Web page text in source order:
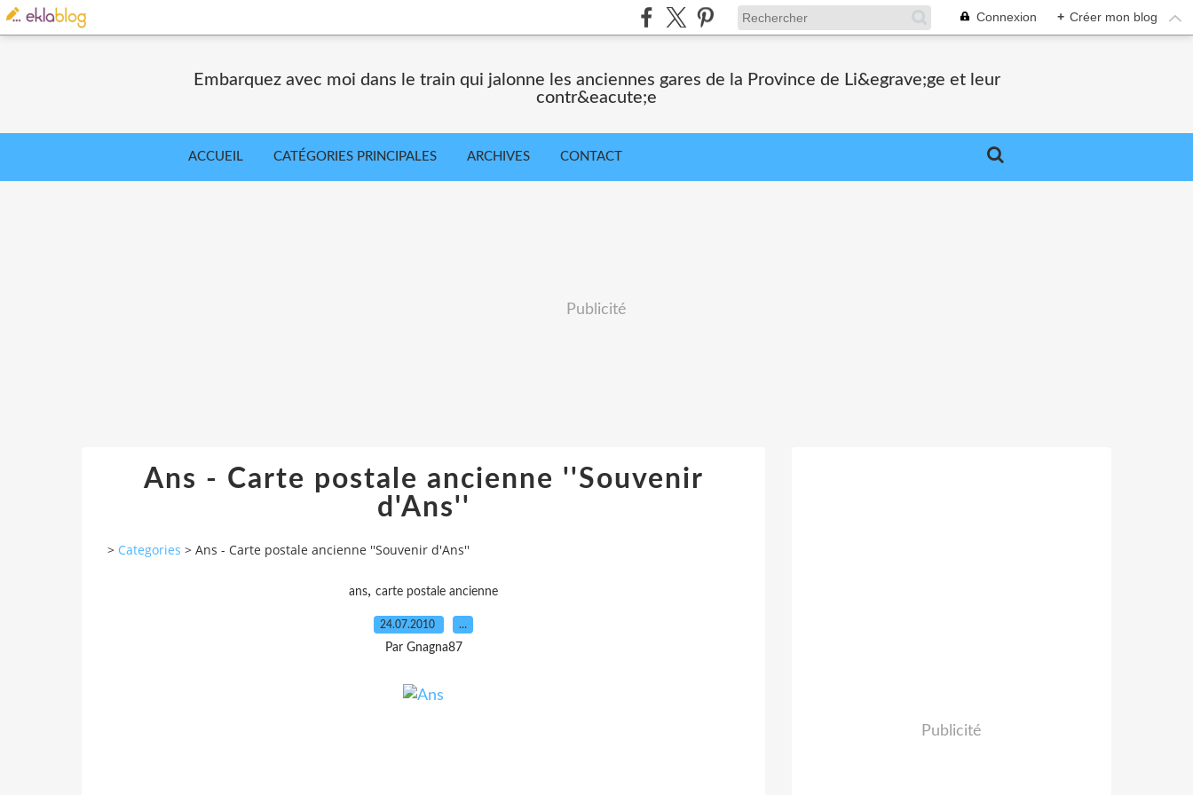
Connexion + Créer mon blog
Embarquez avec moi dans le train qui jalonne les anciennes gares de la Province de Li&egrave;ge et leur
contr&eacute;e
ACCUEIL CATÉGORIES PRINCIPALES ARCHIVES CONTACT
Publicité
Ans - Carte postale ancienne ''Souvenir
d'Ans''
> Categories > Ans - Carte postale ancienne ''Souvenir d'Ans''
ans, carte postale ancienne
24.07.2010 …
Par Gnagna87
Publicité